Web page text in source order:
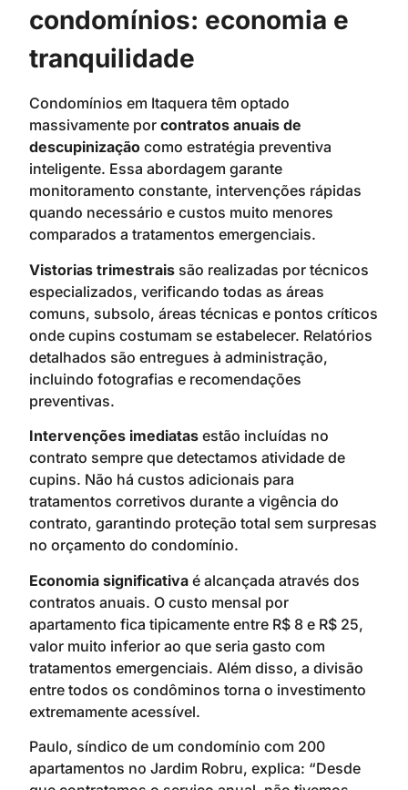
condomínios: economia e
tranquilidade
Condomínios em Itaquera têm optado
massivamente por contratos anuais de
descupinização como estratégia preventiva
inteligente. Essa abordagem garante
monitoramento constante, intervenções rápidas
quando necessário e custos muito menores
comparados a tratamentos emergenciais.
Vistorias trimestrais são realizadas por técnicos
especializados, verificando todas as áreas
comuns, subsolo, áreas técnicas e pontos críticos
onde cupins costumam se estabelecer. Relatórios
detalhados são entregues à administração,
incluindo fotografias e recomendações
preventivas.
Intervenções imediatas estão incluídas no
contrato sempre que detectamos atividade de
cupins. Não há custos adicionais para
tratamentos corretivos durante a vigência do
contrato, garantindo proteção total sem surpresas
no orçamento do condomínio.
Economia significativa é alcançada através dos
contratos anuais. O custo mensal por
apartamento fica tipicamente entre R$ 8 e R$ 25,
valor muito inferior ao que seria gasto com
tratamentos emergenciais. Além disso, a divisão
entre todos os condôminos torna o investimento
extremamente acessível.
Paulo, síndico de um condomínio com 200
apartamentos no Jardim Robru, explica: “Desde